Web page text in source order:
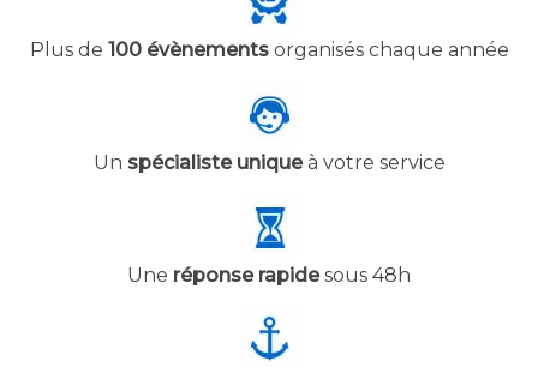
Plus de 100 évènementsorganisés chaque année
Un spécialiste uniqueà votre service
Une réponse rapidesous 48h